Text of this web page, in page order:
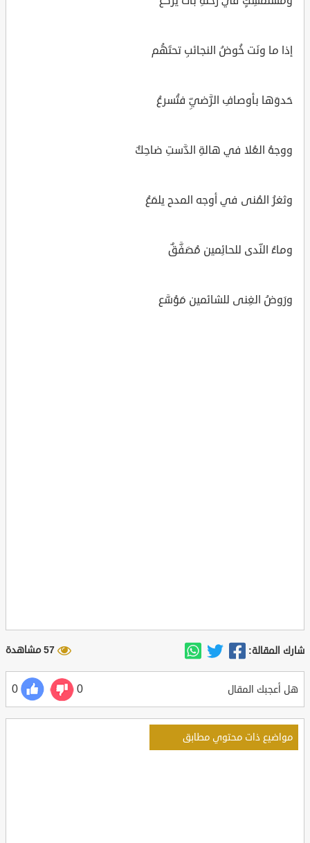
إذا ما ونَت خُوضُ النجائبِ تحتَهُم
حَدوَها بأوصافِ الرَّضيِّ فتُسرعُ
ووجهُ العُلا في هالةِ الدَّستِ ضاحِكٌ
وثغرُ المُنى في أوجه المدح يلمَعُ
وماءُ النّدى للحائِمين مُصَفَّقٌ
ورَوضُ الغِنى للشائمين مَوُسَّع
شارك المقالة: 57 مشاهدة
هل أعجبك المقال 0
0
مواضيع ذات محتوي مطابق